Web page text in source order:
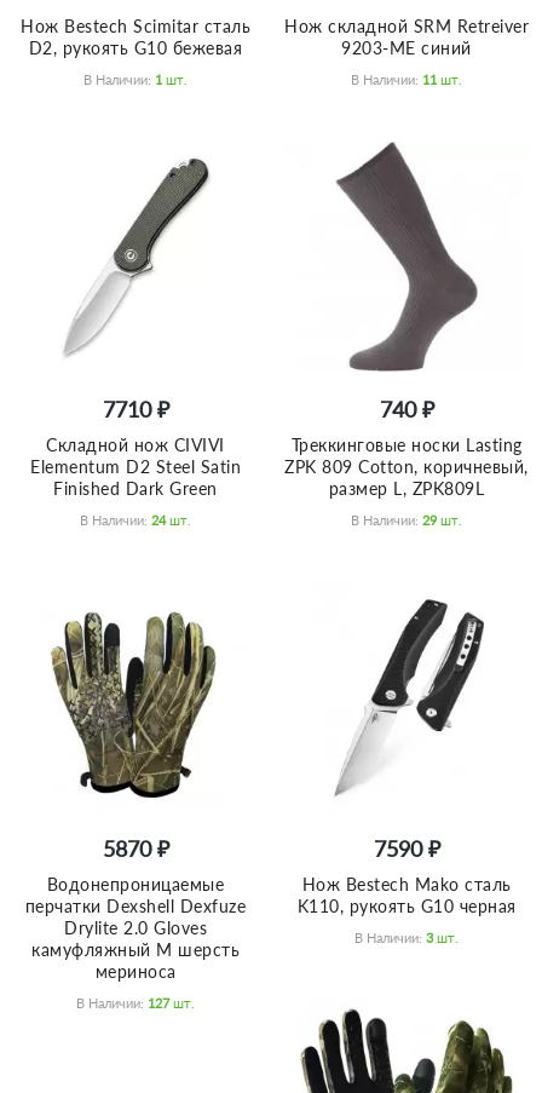
Нож Bestech Scimitar сталь
D2, рукоять G10 бежевая
В Наличии: 1 Шт.
Нож складной SRM Retreiver
9203-ME синий
В Наличии: 11 Шт.
7710 ₽
Складной нож CIVIVI
Elementum D2 Steel Satin
Finished Dark Green
В Наличии: 24 Шт.
740 ₽
Треккинговые носки Lasting
ZPK 809 Cotton, коричневый,
размер L, ZPK809L
В Наличии: 29 Шт.
5870 ₽
Водонепроницаемые
перчатки Dexshell Dexfuze
Drylite 2.0 Gloves
камуфляжный M шерсть
мериноса
В Наличии: 127 Шт.
7590 ₽
Нож Bestech Mako сталь
K110, рукоять G10 черная
В Наличии: 3 Шт.